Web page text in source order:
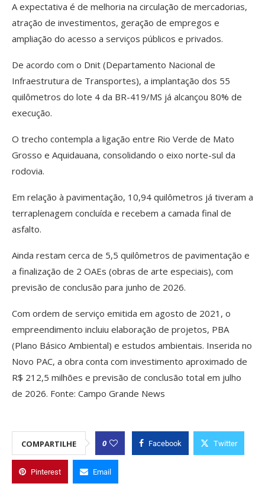
A expectativa é de melhoria na circulação de mercadorias,
atração de investimentos, geração de empregos e
ampliação do acesso a serviços públicos e privados.
De acordo com o Dnit (Departamento Nacional de
Infraestrutura de Transportes), a implantação dos 55
quilômetros do lote 4 da BR-419/MS já alcançou 80% de
execução.
O trecho contempla a ligação entre Rio Verde de Mato
Grosso e Aquidauana, consolidando o eixo norte-sul da
rodovia.
Em relação à pavimentação, 10,94 quilômetros já tiveram a
terraplenagem concluída e recebem a camada final de
asfalto.
Ainda restam cerca de 5,5 quilômetros de pavimentação e
a finalização de 2 OAEs (obras de arte especiais), com
previsão de conclusão para junho de 2026.
Com ordem de serviço emitida em agosto de 2021, o
empreendimento incluiu elaboração de projetos, PBA
(Plano Básico Ambiental) e estudos ambientais. Inserida no
Novo PAC, a obra conta com investimento aproximado de
R$ 212,5 milhões e previsão de conclusão total em julho
de 2026. Fonte: Campo Grande News
COMPARTILHE 0 Facebook Twitter
Pinterest Email